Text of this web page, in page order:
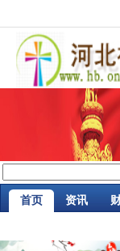
首页 资讯